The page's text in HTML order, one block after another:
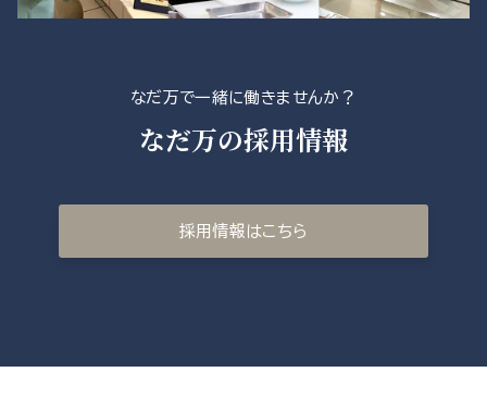
なだ万で一緒に働きませんか？
なだ万の採用情報
採用情報はこちら